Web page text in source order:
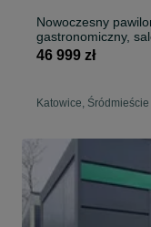
Nowoczesny
gastronomiczny,
46 999 zł
Katowice, Śródmieście